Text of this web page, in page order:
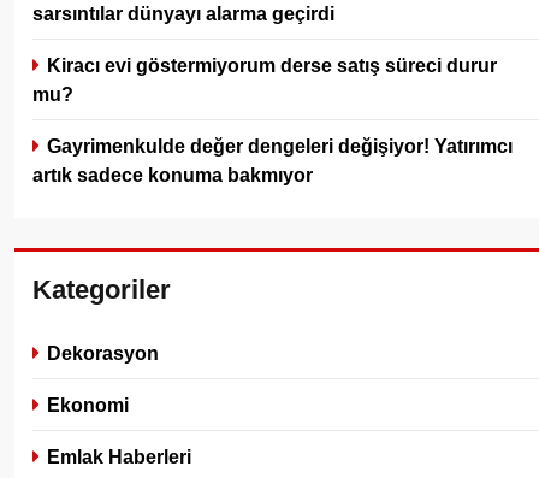
sarsıntılar dünyayı alarma geçirdi
Kiracı evi göstermiyorum derse satış süreci durur
mu?
Gayrimenkulde değer dengeleri değişiyor! Yatırımcı
artık sadece konuma bakmıyor
Kategoriler
Dekorasyon
Ekonomi
Emlak Haberleri